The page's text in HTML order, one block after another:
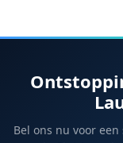
Bel ons nu voor